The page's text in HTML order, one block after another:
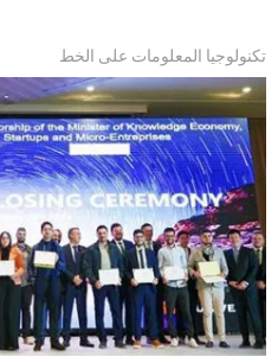
تكنولوجيا المعلومات على الخط